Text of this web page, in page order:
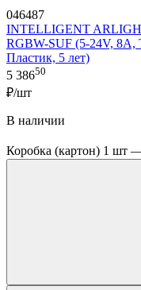
046487
INTELLIGENT
RGBW-SUF (5-24V,
Пластик, 5 лет)
5 38650
₽/шт
В наличии
Коробка (картон) 1 шт